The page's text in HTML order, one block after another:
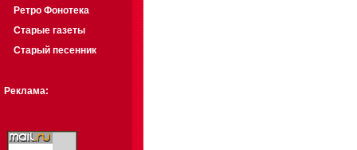
Ретро Фонотека
Старые газеты
Старый песенник
Реклама: